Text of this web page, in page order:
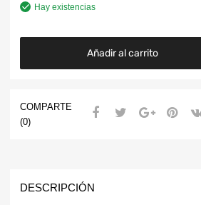
Hay existencias
Añadir al carrito
COMPARTE
(0)
DESCRIPCIÓN